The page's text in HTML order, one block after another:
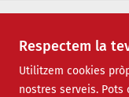
Respectem la
Utilitzem cookies
nostres serveis.
Institut